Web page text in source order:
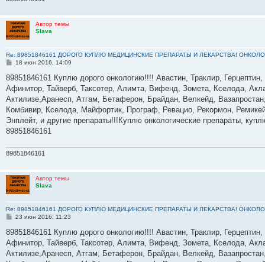
Автор темы
Slava
Re: 89851846161 ДОРОГО КУПЛЮ МЕДИЦИНСКИЕ ПРЕПАРАТЫ И ЛЕКАРСТВА!
С
о
щ
е
и
е
18 июн 2016, 14:09
89851846161 Куплю дорого онкологию!!!! Авастин, Траклир,
Афинитор, Тайверб, Таксотер, Алимта, Вифенд, Зомета, Кселода,
Актилизе,Аранесп, Атгам, Бетаферон, Брайдан, Велкейд,
Комбивир, Кселода, Майфортик, Програф, Ревацио, Рекормон,
Энплейт, и другие препараты!!!Куплю онкологические препараты,
89851846161
89851846161
Автор темы
Slava
Re: 89851846161 ДОРОГО КУПЛЮ МЕДИЦИНСКИЕ ПРЕПАРАТЫ И ЛЕКАРСТВА!
С
о
щ
е
23 июн 2016, 11:23
89851846161 Куплю дорого онкологию!!!! Авастин, Траклир,
Афинитор, Тайверб, Таксотер, Алимта, Вифенд, Зомета, Кселода,
Актилизе,Аранесп, Атгам, Бетаферон, Брайдан, Велкейд,